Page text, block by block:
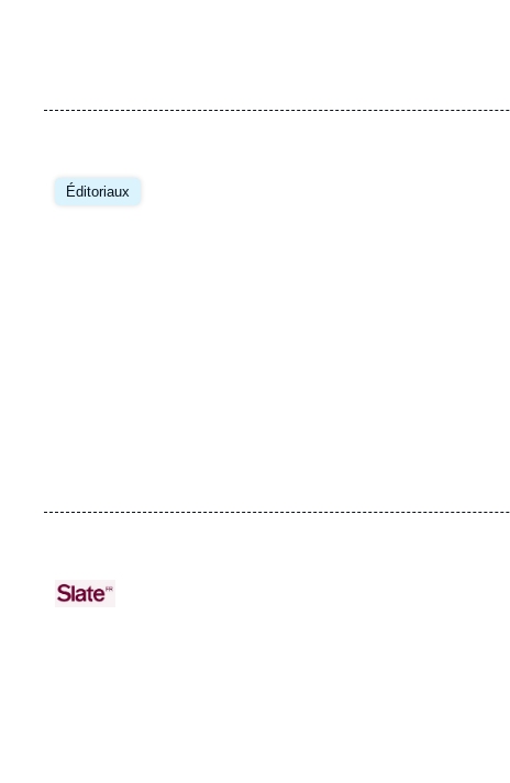
Éditoriaux
Image
principale
Logo
de